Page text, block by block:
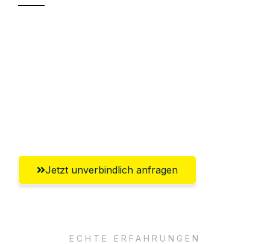
Jetzt unverbindlich anfragen
ECHTE ERFAHRUNGEN